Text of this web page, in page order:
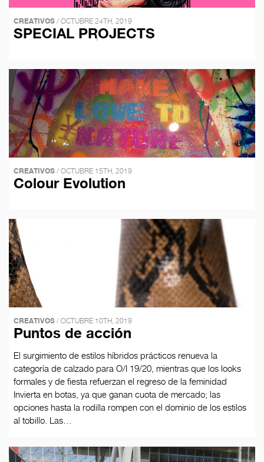
CREATIVOS / OCTUBRE 24TH, 2019
SPECIAL PROJECTS
CREATIVOS / OCTUBRE 15TH, 2019
Colour Evolution
CREATIVOS / OCTUBRE 10TH, 2019
Puntos de acción
El surgimiento de estilos híbridos prácticos renueva la
categoría de calzado para O/I 19/20, mientras que los looks
formales y de fiesta refuerzan el regreso de la feminidad
Invierta en botas, ya que ganan cuota de mercado; las
opciones hasta la rodilla rompen con el dominio de los estilos
al tobillo. Las…